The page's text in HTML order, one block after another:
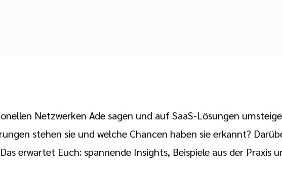
Netzwerken Ade sagen und auf SaaS-Lösungen
stehen sie und welche Chancen haben sie erkannt?
erwartet Euch: spannende Insights, Beispiele aus der